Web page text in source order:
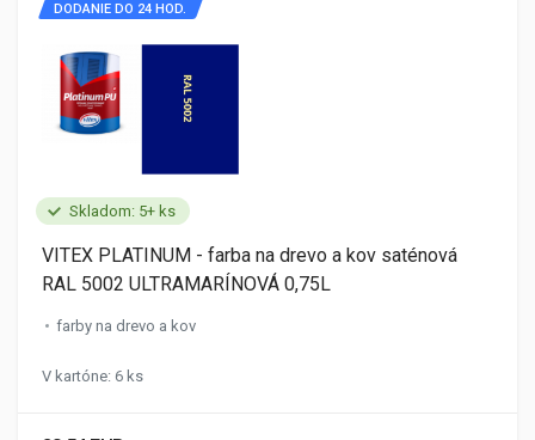
Skladom: 5+ ks
DODANIE DO 24 HOD.
VITEX PLATINUM - farba na drevo a kov saténová
RAL 5002 ULTRAMARÍNOVÁ 0,75L
farby na drevo a kov
V kartóne: 6 ks